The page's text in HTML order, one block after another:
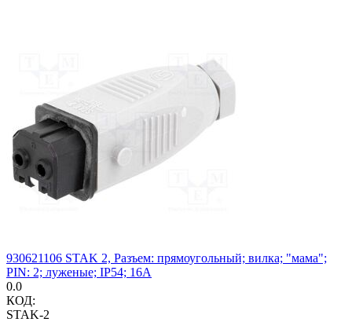
930621106 STAK 2, Разъем: прямоугольный; вилка; "мама";
PIN: 2; луженые; IP54; 16А
0.0
КОД:
STAK-2